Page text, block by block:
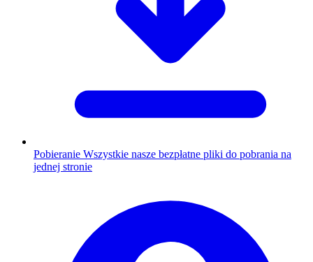
Pobieranie Wszystkie nasze bezpłatne pliki do pobrania na
jednej stronie